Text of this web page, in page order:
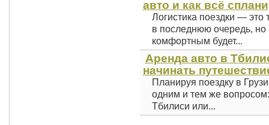
авто и как всё
Логистика поездки —
в последнюю очередь, но
комфортным будет...
Аренда авто в
начинать
Планируя поездку в
одним и тем же
Тбилиси или...